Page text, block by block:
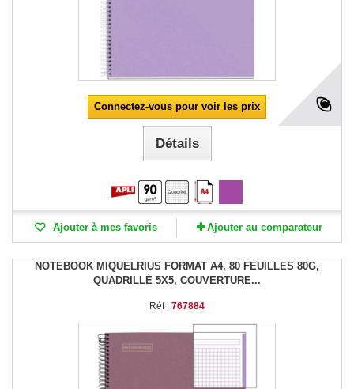
Connectez-vous pour voir les prix
Détails
Ajouter à mes favoris Ajouter au comparateur
NOTEBOOK MIQUELRIUS FORMAT A4, 80 FEUILLES 80G,
QUADRILLÉ 5X5, COUVERTURE...
Réf : 767884